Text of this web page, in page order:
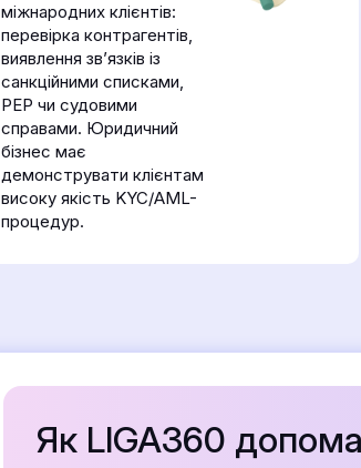
міжнародних клієнтів:
перевірка контрагентів,
виявлення зв’язків із
санкційними списками,
PEP чи судовими
справами. Юридичний
бізнес має
демонструвати клієнтам
високу якість KYC/AML-
процедур.
Як LIGA360